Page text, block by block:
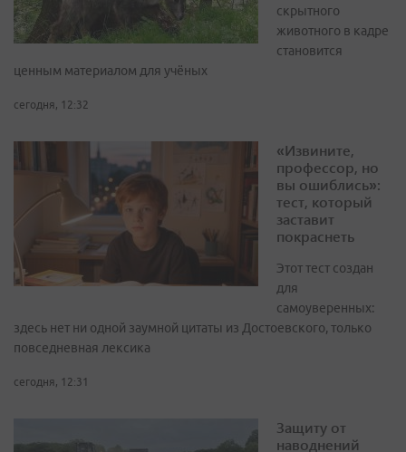
скрытного
животного в кадре
становится
ценным материалом для учёных
сегодня, 12:32
«Извините,
профессор, но
вы ошиблись»:
тест, который
заставит
покраснеть
Этот тест создан
для
самоуверенных:
здесь нет ни одной заумной цитаты из Достоевского, только
повседневная лексика
сегодня, 12:31
Защиту от
наводнений